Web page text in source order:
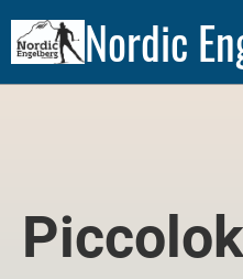
Nordic